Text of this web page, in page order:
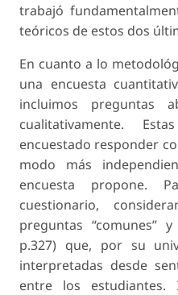
trabajó
teóricos de estos dos
En cuanto a lo
una encuesta
incluimos preguntas
cualitativamente.
encuestado responder
modo más
encuesta propone.
cuestionario,
preguntas “comunes”
p.327) que, por su
interpretadas desde
entre los